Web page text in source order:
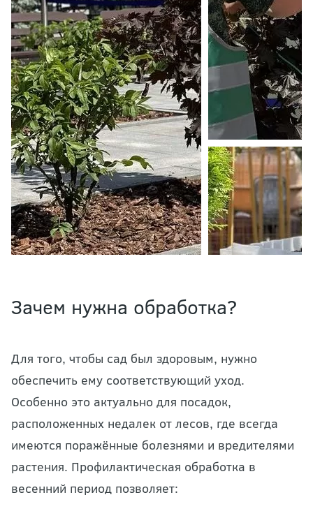
Зачем нужна обработка?
Для того, чтобы сад был здоровым, нужно
обеспечить ему соответствующий уход.
Особенно это актуально для посадок,
расположенных недалек от лесов, где всегда
имеются поражённые болезнями и вредителями
растения. Профилактическая обработка в
весенний период позволяет: